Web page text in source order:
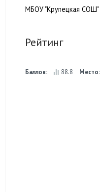
МБОУ "Крупецкая СОШ"
Рейтинг
Баллов: 88.8